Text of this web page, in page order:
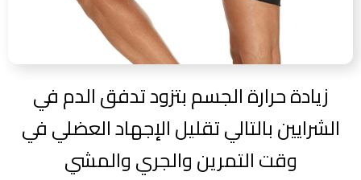
زيادة حرارة الجسم بتزود تدفق الدم في
الشرايين بالتالي تقليل الإجهاد العضلي في
وقت التمرين والجري والمشي